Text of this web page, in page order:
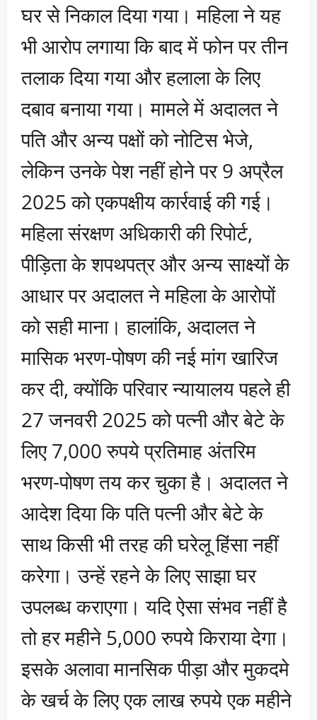
घर से निकाल दिया गया। महिला ने यह
भी आरोप लगाया कि बाद में फोन पर तीन
तलाक दिया गया और हलाला के लिए
दबाव बनाया गया। मामले में अदालत ने
पति और अन्य पक्षों को नोटिस भेजे,
लेकिन उनके पेश नहीं होने पर 9 अप्रैल
2025 को एकपक्षीय कार्रवाई की गई।
महिला संरक्षण अधिकारी की रिपोर्ट,
पीड़िता के शपथपत्र और अन्य साक्ष्यों के
आधार पर अदालत ने महिला के आरोपों
को सही माना। हालांकि, अदालत ने
मासिक भरण-पोषण की नई मांग खारिज
कर दी, क्योंकि परिवार न्यायालय पहले ही
27 जनवरी 2025 को पत्नी और बेटे के
लिए 7,000 रुपये प्रतिमाह अंतरिम
भरण-पोषण तय कर चुका है। अदालत ने
आदेश दिया कि पति पत्नी और बेटे के
साथ किसी भी तरह की घरेलू हिंसा नहीं
करेगा। उन्हें रहने के लिए साझा घर
उपलब्ध कराएगा। यदि ऐसा संभव नहीं है
तो हर महीने 5,000 रुपये किराया देगा।
इसके अलावा मानसिक पीड़ा और मुकदमे
के खर्च के लिए एक लाख रुपये एक महीने